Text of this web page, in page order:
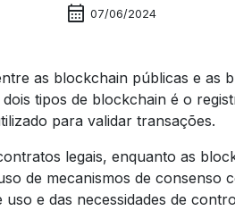
calendar_month 07/06/2024
as blockchain públicas e as
tipos de blockchain é o
para validar transações.
legais, enquanto as
de mecanismos de
e das necessidades de